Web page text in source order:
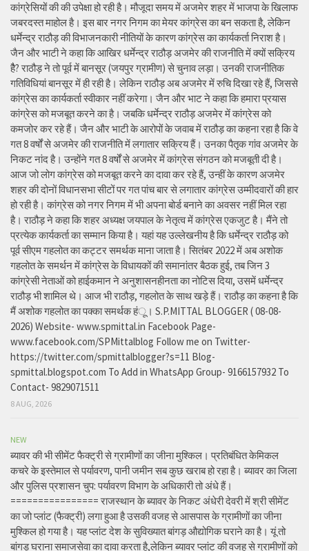
कांग्रेसियों की की उपेक्षा हो रही है। मौजूदा समय में अजमेर शहर में भाजपा के खिलाफ
जबरदस्त माहोल है। इस बार नगर निगम का मेयर कांग्रेस का बन सकता है, लेकिन
धर्मेन्द्र राठौड़ की विभाजनकारी नीतियों के कारण कांग्रेस का कार्यकर्ता निराश है।
जैन और भाटी ने कहा कि आखिर धर्मेन्द्र राठौड़ अजमेर की राजनीति में क्यों सक्रिय
हैै? राठौड़ ने तो पूर्व में बानसूर (जयपुर ग्रामीण) से चुनाव लड़ा। उनकी राजनीतिक
गतिविधियां बानसूर में ही रही है। लेकिन राठौड़ अब अजमेर में रुचि दिखा रहे हैं, जिससे
कांग्रेस का कार्यकर्ता स्वीकार नहीं करेगा। जैन और भाट ने कहा कि हमारा प्रयास
कांग्रेस को मजबूत करने का है। जबकि धर्मेन्द्र राठौड़ अजमेर में कांग्रेस को
कमजोर कर रहे हैं। जैन और भाटी के आरोपों के जवाब में राठौड़ का कहना रहा है कि वे
गत 8 वर्षों से अजमेर की राजनीति में लगातार सक्रिय हैं। उनका पैतृक गांव अजमेर के
निकट नांद है। उन्होंने गत 8 वर्षों से अजमेर में कांग्रेस संगठन को मजबूती दी है।
आज जो लोग कांग्रेस को मजबूत करने का दावा कर रहे हैं, उन्हीं के कारण अजमेर
शहर की दोनों विधानसभा सीटों पर गत पांच बार से लगातार कांग्रेस उम्मीदवारों की हार
हो रही है। कांग्रेस को नगर निगम में भी अपना बोर्ड बनाने का अवसर नहीं मिल रहा
है। राठौड़ ने कहा कि शहर अध्यक्ष जयपाल के नेतृत्व में कांग्रेस एकजुट है। मैंने तो
प्रत्येक कार्यकर्ता का सम्मान किया है। यहां यह उल्लेखनीय है कि धर्मेन्द्र राठौड़ को
पूर्व सीएम गहलोत का कट्टर समर्थक माना जाता है। सितंबर 2022 में अब अशोक
गहलोत के समर्थन में कांग्रेस के विधायकों की समानांतर बैठक हुई, तब जिन 3
कांग्रेसी नेताओं को हाईकमान ने अनुशासनहीनता का नोटिस दिया, उसमें धर्मेन्द्र
राठौड़ भी शामिल थे। आज भी राठौड़, गहलोत के साथ खड़े हैं। राठौड़ का कहना है कि
मैं अशोक गहलोत का पक्का समर्थक हंू। S.P.MITTAL BLOGGER ( 08-08-
2026) Website- www.spmittal.in Facebook Page-
www.facebook.com/SPMittalblog Follow me on Twitter-
https://twitter.com/spmittalblogger?s=11 Blog-
spmittal.blogspot.com To Add in WhatsApp Group- 9166157932 To
Contact- 9829071511
8 AUG, 2026
NEW
ब्यावर की भी सीमेंट फैक्ट्री से ग्रामीणों का जीना मुश्किल। प्रतिबंधित केमिकल
कचरे के इस्तेमाल से पर्यावरण, पानी जमीन सब कुछ खराब हो रहा है। ब्यावर का जिला
और पुलिस प्रशासन चुप: पर्यावरण विभाग के अधिकारी तो अंधे हैं।
================ राजस्थान के ब्यावर के निकट अंधेरी देवरी में श्री सीमेंट
का जो प्लांट (फैक्ट्री) लगा हुआ है उसकी वजह से आसपास के ग्रामीणों का जीना
मुश्किल हो गया है। यह प्लांट देश के सुविख्यात बांगड़ औद्योगिक घराने का है। यूं तो
बांगड़ घराना समाजसेवा का दावा करता है,लेकिन ब्यावर प्लांट की वजह से ग्रामीणों को